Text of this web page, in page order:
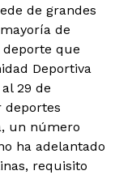
de grandes
de
que
Deportiva
29 de
deportes
un número
ha adelantado
requisito